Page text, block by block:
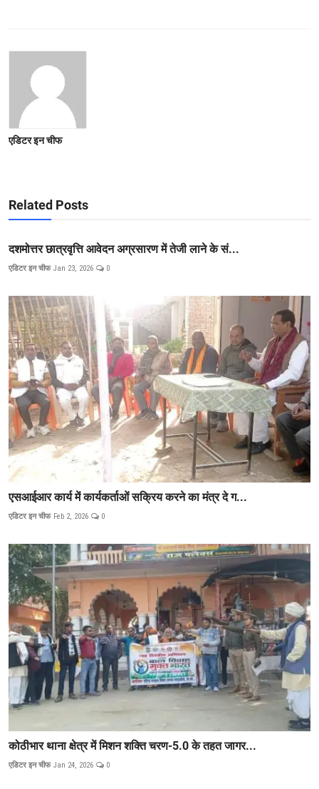
एडिटर इन चीफ
Related Posts
दशमोत्तर छात्रवृत्ति आवेदन अग्रसारण में तेजी लाने के सं...
एडिटर इन चीफ Jan 23, 2026 0
एसआईआर कार्य में कार्यकर्ताओं सक्रिय करने का मंत्र दे ग...
एडिटर इन चीफ Feb 2, 2026 0
कोठीभार थाना क्षेत्र में मिशन शक्ति चरण-5.0 के तहत जागर...
एडिटर इन चीफ Jan 24, 2026 0